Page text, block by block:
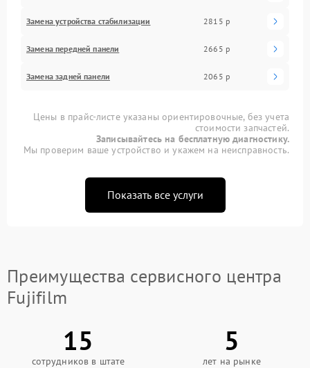
Замена устройства стабилизации 2815 р
Замена передней панели 2665 р
Замена задней панели 2065 р
Цены в прайс-листе указаны ориентировочные, без учета
стоимости запчастей.
Записывайтесь на бесплатную диагностику.
Мы проверим ваше устройство и укажем на неисправность.
Показать все услуги
Преимущества сервисного центра
Fujifilm
15
сотрудников в штате
5
лет на рынке